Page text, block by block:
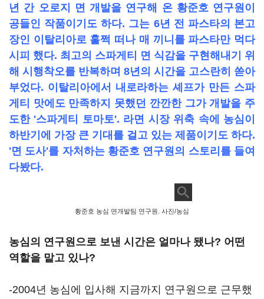
년 간 오로지 면 개발을 연구해 온 황준호 연구원이
공들인 작품이기도 하다. 그는 6년 전 파스타의 본고
장인 이탈리아로 훌쩍 떠나 매 끼니를 파스타만 먹다
시피 했다. 최고의 스파게티 면 식감을 구현해내기 위
해 시행착오를 반복하며 8년의 시간을 고스란히 쏟아
부었다. 이탈리아에서 내로라하는 셰프가 만든 스파
게티 맛에도 만족하지 못했던 깐깐한 그가 개발을 주
도한 '스파게티 토마토'. 라면 시장 위축 속에 농심이
하반기에 가장 큰 기대를 걸고 있는 제품이기도 하다.
'면 도사'를 자처하는 황준호 연구원의 스토리를 들여
다봤다.
황준호 농심 면개발팀 연구원. 사진/농심
농심의 연구원으로 보낸 시간은 얼마나 됐나? 어떤
역할을 맡고 있나?
-2004년 농심에 입사해 지금까지 연구원으로 근무했